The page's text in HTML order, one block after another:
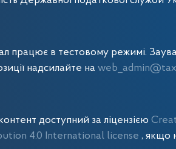
працює в тестовому режимі.
надсилайте на
доступний за ліцензією
4.0 International license , якщо